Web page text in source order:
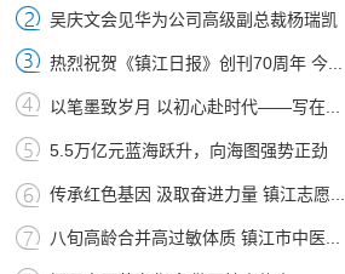
吴庆文会见华为公司高级副总裁杨瑞凯
热烈祝贺《镇江日报》创刊70周年 今...
以笔墨致岁月 以初心赴时代——写在...
5.5万亿元蓝海跃升，向海图强势正劲
传承红色基因 汲取奋进力量 镇江志愿...
八旬高龄合并高过敏体质 镇江市中医...